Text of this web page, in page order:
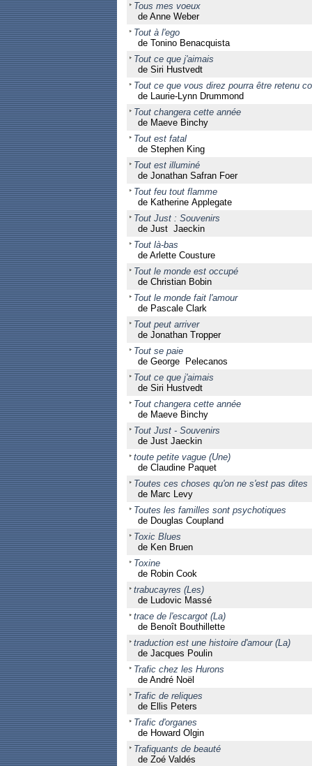
Tous mes voeux
de Anne Weber
Tout à l'ego
de Tonino Benacquista
Tout ce que j'aimais
de Siri Hustvedt
Tout ce que vous direz pourra être retenu
de Laurie-Lynn Drummond
Tout changera cette année
de Maeve Binchy
Tout est fatal
de Stephen King
Tout est illuminé
de Jonathan Safran Foer
Tout feu tout flamme
de Katherine Applegate
Tout Just : Souvenirs
de Just Jaeckin
Tout là-bas
de Arlette Cousture
Tout le monde est occupé
de Christian Bobin
Tout le monde fait l'amour
de Pascale Clark
Tout peut arriver
de Jonathan Tropper
Tout se paie
de George Pelecanos
Tout ce que j'aimais
de Siri Hustvedt
Tout changera cette année
de Maeve Binchy
Tout Just - Souvenirs
de Just Jaeckin
toute petite vague (Une)
de Claudine Paquet
Toutes ces choses qu'on ne s'est pas dites
de Marc Levy
Toutes les familles sont psychotiques
de Douglas Coupland
Toxic Blues
de Ken Bruen
Toxine
de Robin Cook
trabucayres (Les)
de Ludovic Massé
trace de l'escargot (La)
de Benoît Bouthillette
traduction est une histoire d'amour (La)
de Jacques Poulin
Trafic chez les Hurons
de André Noël
Trafic de reliques
de Ellis Peters
Trafic d'organes
de Howard Olgin
Trafiquants de beauté
de Zoé Valdés